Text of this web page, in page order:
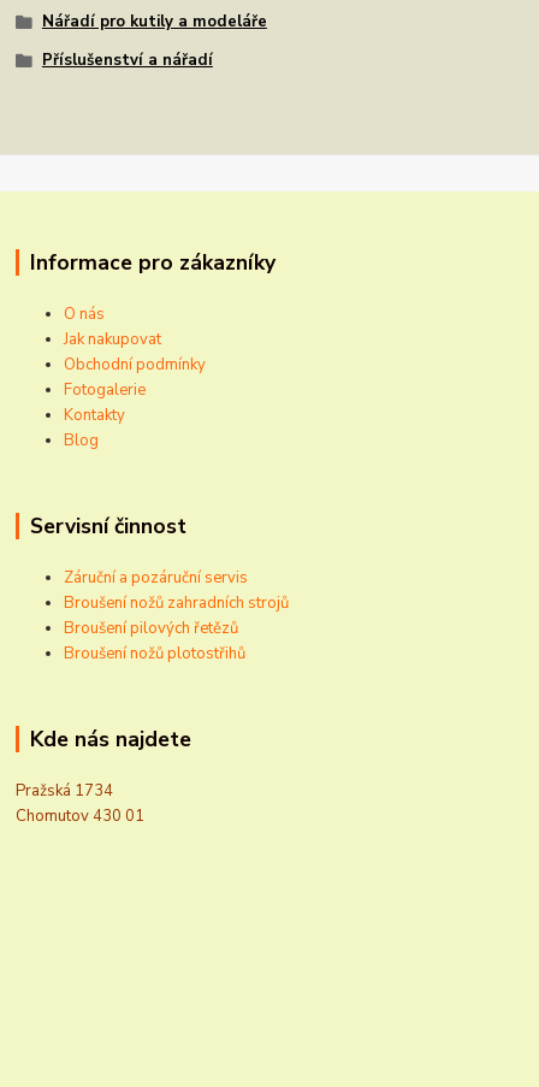
Nářadí pro kutily a modeláře
Příslušenství a nářadí
Informace pro zákazníky
O nás
Jak nakupovat
Obchodní podmínky
Fotogalerie
Kontakty
Blog
Servisní činnost
Záruční a pozáruční servis
Broušení nožů zahradních strojů
Broušení pilových řetězů
Broušení nožů plotostřihů
Kde nás najdete
Pražská 1734
Chomutov 430 01